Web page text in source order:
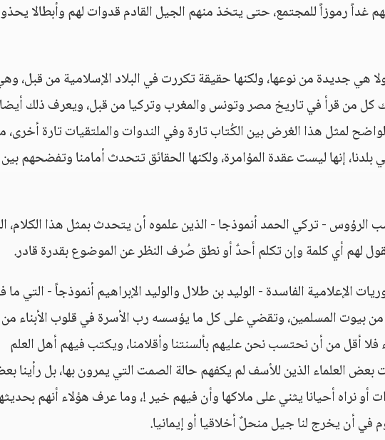
غداً رموزاً للمجتمع، حتى يتخذ منهم الجيل القادم قدوات لهم وأبطالا
جديدة من نوعها، ولكنها حقيقة تكررت في البلاد الإسلامية من قبل،
كل من قرأ في تاريخ مصر وتونس والمغرب وتركيا من قبل، ويعرف ذلك
لمثل هذا الغرض بين الكُتاب تارة وفي الندوات والملتقيات تارة أخرى،
إنها ليست عقدة المؤامرة، ولكنها الحقائق تتحدث أمامنا وتفضحهم
- تركي الحمد أنموذجا - الذين علموه أن يتحدث بمثل هذا الكلام،
لهم أي كلمة وإن تكلم أحدٌ أو نطق صُرف النظر عن الموضوع بقدرة قادر.
الإعلامية الفاسدة - الوليد بن طلال والوليد الإبراهيم أنموذجاً - التي ما
بيوت المسلمين، وتقضي على كل ما يؤسسه رب الأسرة في قلوب الأبناء
أقل من أن نحتسب نحن عليهم بألسنتنا وأقلامنا، ويكتب فيهم أهل العلم
بعض العلماء الذين للأسف لم يكفهم حالة الصمت التي يمرون بها، بل رأينا
أو نراه أحيانا يثني على ملاكها وأن فيهم خير !، وما عرف هؤلاء أنهم
في أن يخرج لنا جيل منحلٌ أخلاقيا أو إيمانيا.